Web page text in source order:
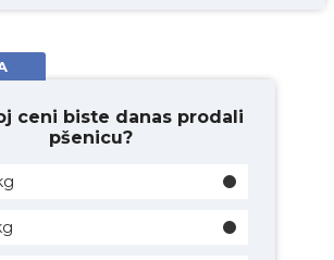
ceni biste danas prodali
pšenicu?